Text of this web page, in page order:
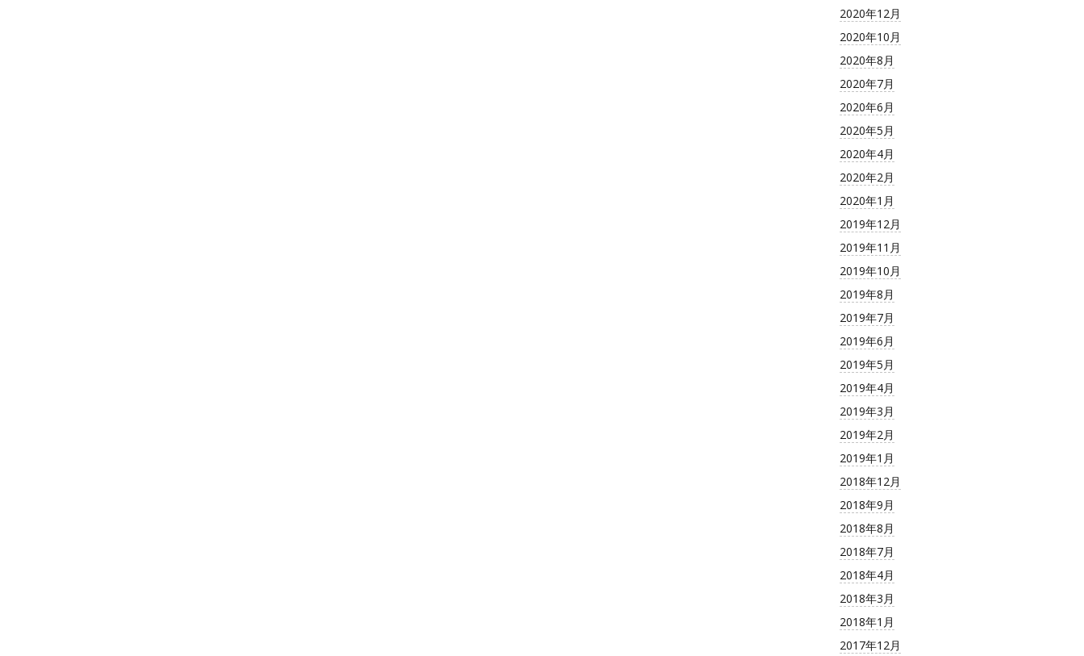
2020年12月
2020年10月
2020年8月
2020年7月
2020年6月
2020年5月
2020年4月
2020年2月
2020年1月
2019年12月
2019年11月
2019年10月
2019年8月
2019年7月
2019年6月
2019年5月
2019年4月
2019年3月
2019年2月
2019年1月
2018年12月
2018年9月
2018年8月
2018年7月
2018年4月
2018年3月
2018年1月
2017年12月